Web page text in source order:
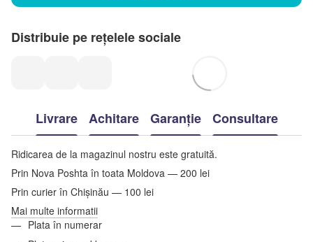
Distribuie pe rețelele sociale
Livrare Achitare Garanție Consultare
Ridicarea de la magazinul nostru este gratuită.
Prin Nova Poshta în toata Moldova — 200 lei
Prin curier în Chișinău — 100 lei
Mai multe informatii
Plata în numerar